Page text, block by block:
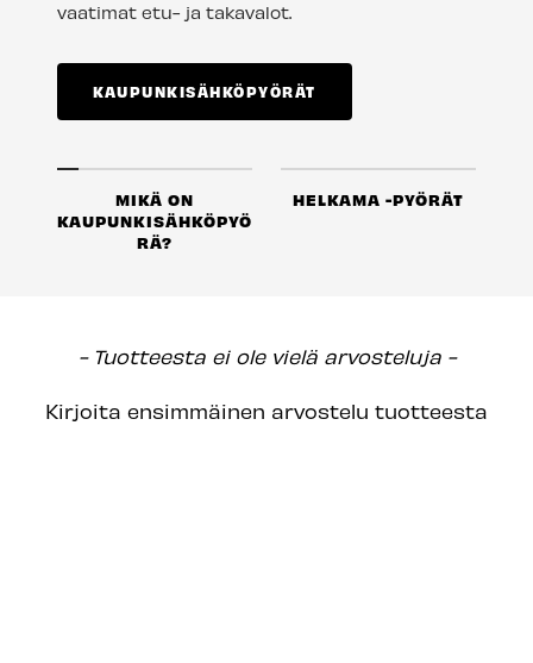
vaatimat etu- ja takavalot.
KAUPUNKISÄHKÖPYÖRÄT
MIKÄ ON
KAUPUNKISÄHKÖPYÖ
RÄ?
HELKAMA -PYÖRÄT
- Tuotteesta ei ole vielä arvosteluja -
Kirjoita ensimmäinen arvostelu tuotteesta
New content loaded